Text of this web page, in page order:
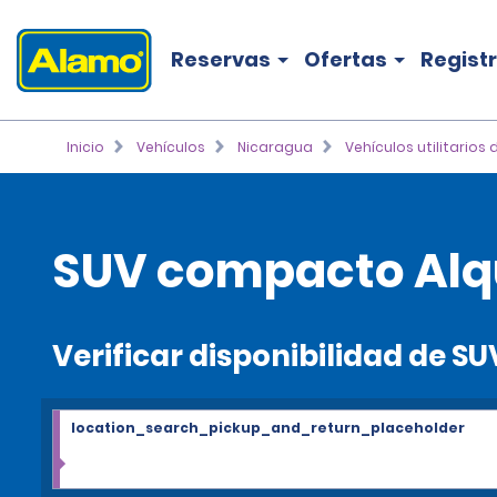
Reservas Ofertas
Inicio Vehículos Nicaragua Vehículos utilitarios
SUV compacto
Verificar disponibilidad de
location_search_pickup_and_return_placeholder